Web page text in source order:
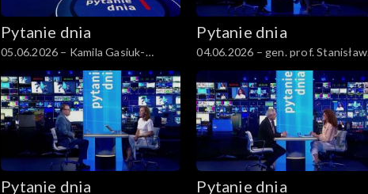
Pytanie dnia
05.06.2026 – Kamila Gasiuk-
Pihowicz
Pytanie dnia
04.06.2026 – gen. prof. Stanisław
Koziej
Pytanie dnia Pytanie dnia